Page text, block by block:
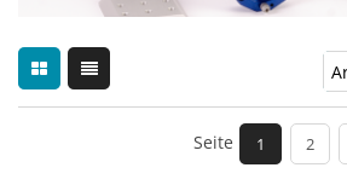
Seite 1 2